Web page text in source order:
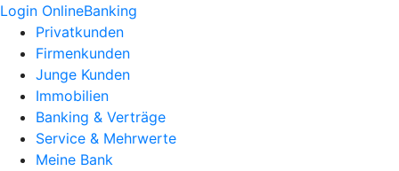
Login OnlineBanking
Privatkunden
Firmenkunden
Junge Kunden
Immobilien
Banking & Verträge
Service & Mehrwerte
Meine Bank